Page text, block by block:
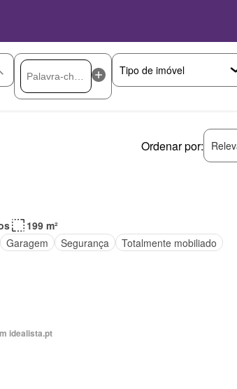
Ordenar por:
199 m²
Garagem Segurança Totalmente mobiliado
idealista.pt